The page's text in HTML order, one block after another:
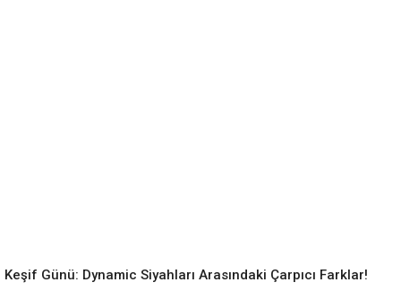
Keşif Günü: Dynamic Siyahları Arasındaki Çarpıcı Farklar!